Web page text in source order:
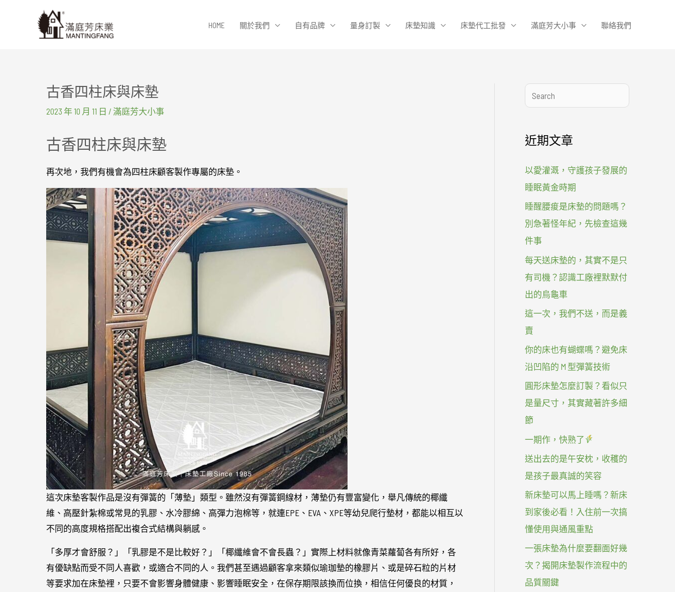
HOME 關於我們 自有品牌 量身訂製 床墊知識 床墊代工批發 滿庭芳大小事 聯絡我們
古香四柱床與床墊
2023 年 10 月 11 日 / 滿庭芳大小事
古香四柱床與床墊
再次地，我們有機會為四柱床顧客製作專屬的床墊。
這次床墊客製作品是沒有彈簧的「薄墊」類型。雖然沒有彈簧鋼線材，薄墊仍有豐富變化，舉凡傳統的椰纖
維、高壓針紮棉或常見的乳膠、水冷膠綿、高彈力泡棉等，就連EPE、EVA、XPE等幼兒爬行墊材，都能以相互以
不同的高度規格搭配出複合式結構與躺感。
「多厚才會舒服？」「乳膠是不是比較好？」「椰纖維會不會長蟲？」實際上材料就像青菜蘿蔔各有所好，各
有優缺點而受不同人喜歡，或適合不同的人。我們甚至遇過顧客拿來類似瑜珈墊的橡膠片、或是碎石粒的片材
等要求加在床墊裡，只要不會影響身體健康、影響睡眠安全，在保存期限該換而位換，相信任何優良的材質，
搜
尋
近期文章
以愛灌溉，守護孩子發展的
睡眠黃金時期
睡醒腰痠是床墊的問題嗎？
別急著怪年紀，先檢查這幾
件事
每天送床墊的，其實不是只
有司機？認識工廠裡默默付
出的烏龜車
這一次，我們不送，而是義
賣
你的床也有蝴蝶嗎？避免床
沿凹陷的 M 型彈簧技術
圓形床墊怎麼訂製？看似只
是量尺寸，其實藏著許多細
節
一期作，快熟了
送出去的是午安枕，收穫的
是孩子最真誠的笑容
新床墊可以馬上睡嗎？新床
到家後必看！入住前一次搞
懂使用與通風重點
一張床墊為什麼要翻面好幾
次？揭開床墊製作流程中的
品質關鍵